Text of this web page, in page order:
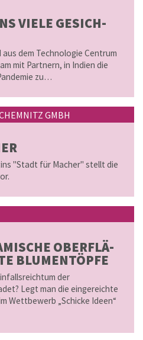
VIELE GE­SICH­
aus dem Technologie Centrum
mit Partnern, in Indien die
zu…
GMBH
"Stadt für Macher" stellt die
OBER­FLÄ­
BLU­MEN­TÖP­FE
der
Legt man die eingereichte
Wettbewerb „Schicke Ideen“